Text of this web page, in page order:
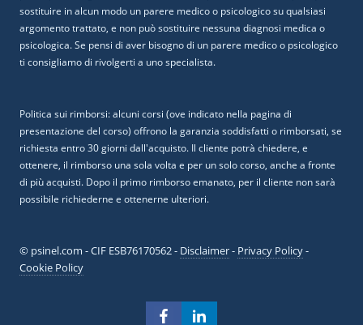
sostituire in alcun modo un parere medico o psicologico su qualsiasi
argomento trattato, e non può sostituire nessuna diagnosi medica o
psicologica. Se pensi di aver bisogno di un parere medico o psicologico
ti consigliamo di rivolgerti a uno specialista.
Politica sui rimborsi: alcuni corsi (ove indicato nella pagina di
presentazione del corso) offrono la garanzia soddisfatti o rimborsati, se
richiesta entro 30 giorni dall'acquisto. Il cliente potrà chiedere, e
ottenere, il rimborso una sola volta e per un solo corso, anche a fronte
di più acquisti. Dopo il primo rimborso emanato, per il cliente non sarà
possibile richiederne e ottenerne ulteriori.
© psinel.com - CIF ESB76170562 - Disclaimer- Privacy Policy-
Cookie Policy